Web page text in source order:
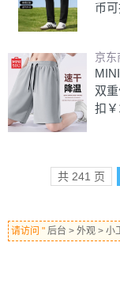
币
京东
双
扣
共 241 页
请访问 " 后台 > 外观 > 小